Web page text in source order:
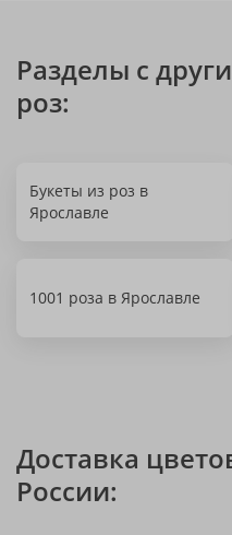
Разделы с
роз:
Букеты из роз в
Ярославле
1001 роза в Ярославле
Доставка
России: